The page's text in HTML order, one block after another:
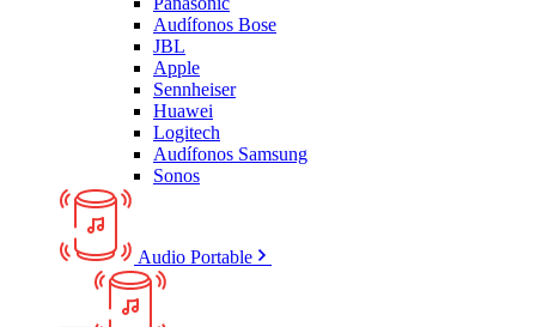
Audífonos Bose
JBL
Apple
Sennheiser
Huawei
Logitech
Audífonos Samsung
Sonos
Audio Portable